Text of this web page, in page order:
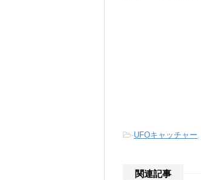
-UFOキャッチャー,
関連記事